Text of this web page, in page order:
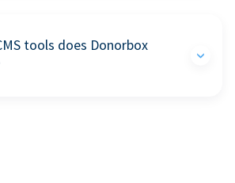
tools does Donorbox